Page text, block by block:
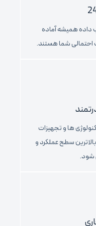
همیشه آماده
احتمالی شما هستند.
ها و تجهیزات
سطح عملکرد و
شود.